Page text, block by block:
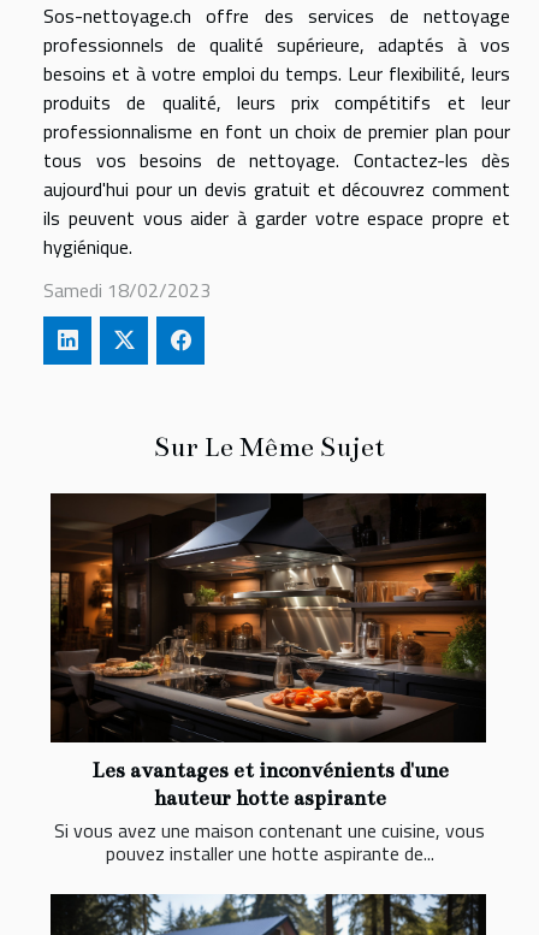
Sur Le Même Sujet
Les avantages et inconvénients d'une
hauteur hotte aspirante
Si vous avez une maison contenant une cuisine, vous
pouvez installer une hotte aspirante de...
Sos-nettoyage.ch offre des services de nettoyage
professionnels de qualité supérieure, adaptés à vos
besoins et à votre emploi du temps. Leur flexibilité, leurs
produits de qualité, leurs prix compétitifs et leur
professionnalisme en font un choix de premier plan pour
tous vos besoins de nettoyage. Contactez-les dès
aujourd'hui pour un devis gratuit et découvrez comment
ils peuvent vous aider à garder votre espace propre et
hygiénique.
Samedi 18/02/2023